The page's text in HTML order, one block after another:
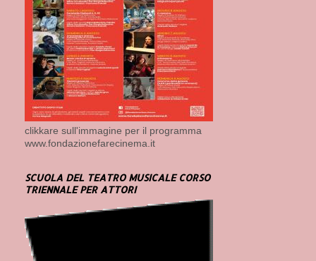
clikkare sull'immagine per il programma
www.fondazionefarecinema.it
SCUOLA DEL TEATRO MUSICALE CORSO
TRIENNALE PER ATTORI